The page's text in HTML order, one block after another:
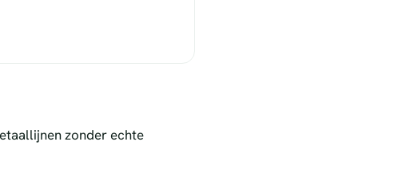
zonder echte